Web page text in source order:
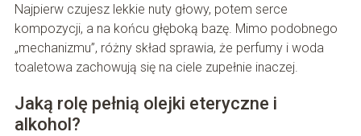
Najpierw czujesz lekkie nuty głowy, potem serce
kompozycji, a na końcu głęboką bazę. Mimo podobnego
„mechanizmu”, różny skład sprawia, że perfumy i woda
toaletowa zachowują się na ciele zupełnie inaczej.
Jaką rolę pełnią olejki eteryczne i
alkohol?